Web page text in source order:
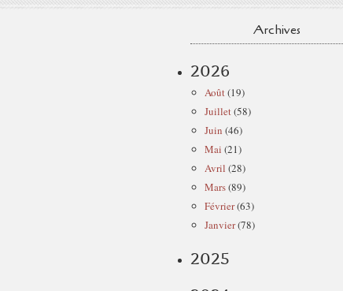
Archives
2026
Août(19)
Juillet(58)
Juin (46)
Mai (21)
Avril (28)
Mars(89)
Février(63)
Janvier(78)
2025